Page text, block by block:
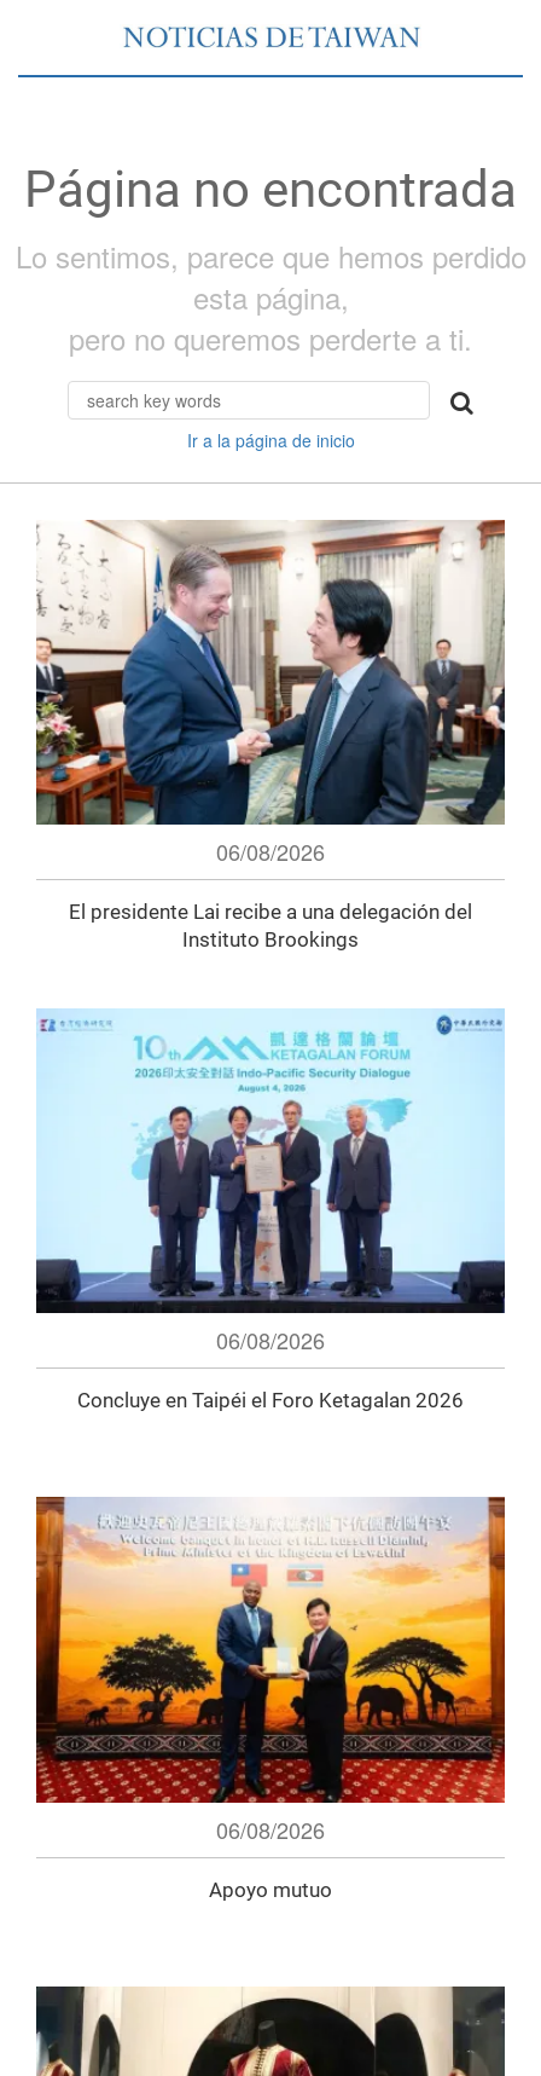
Página no encontrada
Lo sentimos, parece que hemos perdido
esta página,
pero no queremos perderte a ti.
Ir a la página de inicio
06/08/2026
El presidente Lai recibe a una delegación del
Instituto Brookings
06/08/2026
Concluye en Taipéi el Foro Ketagalan 2026
06/08/2026
Apoyo mutuo